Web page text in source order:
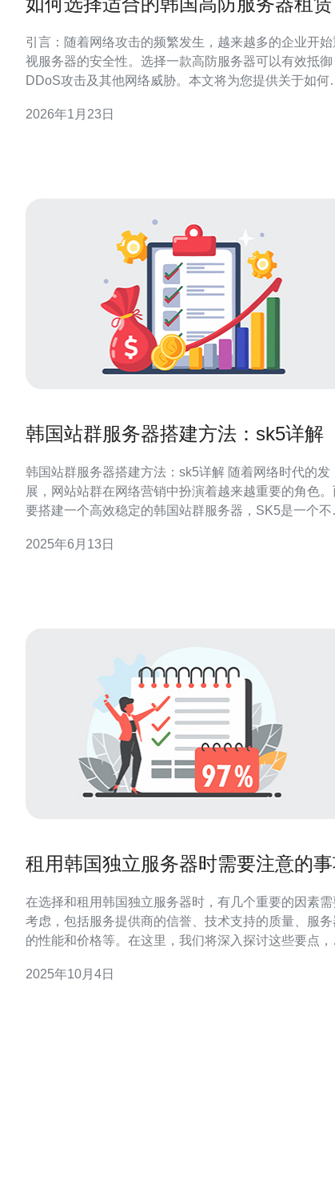
引言：随着网络攻击的频繁发生，越来越多的企业开始
视服务器的安全性。选择一款高防服务器可以有效抵御
DDoS攻击及其他网络威胁。本文将为您提供关于如何
理解高防服务器的概念 高防服务器是指具备高防护能力的
2026年1月23日
韩国站群服务器搭建方法：sk5详解
韩国站群服务器搭建方法：sk5详解 随着网络时代的发
展，网站站群在网络营销中扮演着越来越重要的角色。
要搭建一个高效稳定的韩国站群服务器，SK5是一个不
您轻松搭建自己的站群服务器。 首先，选择一个可靠的主
2025年6月13日
租用韩国独立服务器时需要注意的
在选择和租用韩国独立服务器时，有几个重要的因素需
考虑，包括服务提供商的信誉、技术支持的质量、服务
的性能和价格等。在这里，我们将深入探讨这些要点，
的选择。 选择可信赖的服务提供商 在租用韩国独立服务器
2025年10月4日